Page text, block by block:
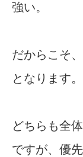
強い。
だからこそ
となります。
どちらも全
ですが、優